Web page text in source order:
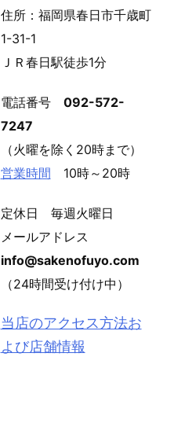
住所：福岡県春日市千歳町
1-31-1
ＪＲ春日駅徒歩1分
電話番号 092-572-
7247
（火曜を除く20時まで）
営業時間 10時～20時
定休日 毎週火曜日
メールアドレス
info@sakenofuyo.com
（24時間受け付け中）
当店のアクセス方法お
よび店舗情報